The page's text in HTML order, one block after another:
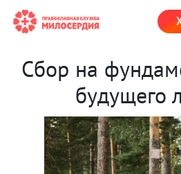
Сбор на
будущего